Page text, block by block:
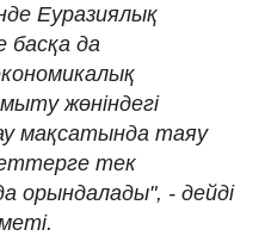
Еуразиялық
басқа да
жөніндегі
мақсатында таяу
тек
орындалады", - дейді